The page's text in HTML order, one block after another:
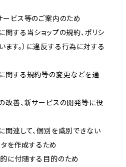
ービス等のご案内のため
関する当ショップの規約、ポリシ
ます。）に違反する行為に対する
に関する規約等の変更などを通
の改善、新サービスの開発等に役
に関連して、個別を識別できない
を作成するため
的に付随する目的のため